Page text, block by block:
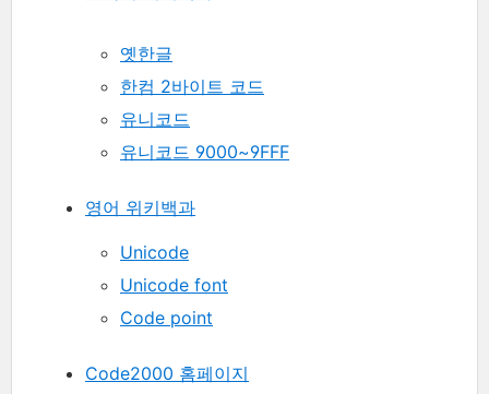
옛한글
한컴 2바이트 코드
유니코드
유니코드 9000~9FFF
영어 위키백과
Unicode
Unicode font
Code point
Code2000 홈페이지